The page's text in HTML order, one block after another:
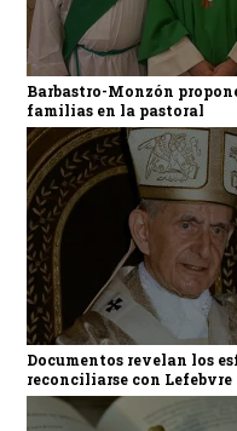
Barbastro-Monzón
familias en la pastoral
Documentos revelan los
reconciliarse con Lefebvre